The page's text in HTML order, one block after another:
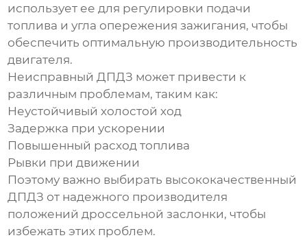
использует ее для регулировки подачи
топлива и угла опережения зажигания, чтобы
обеспечить оптимальную производительность
двигателя.
Неисправный ДПДЗ может привести к
различным проблемам, таким как:
Неустойчивый холостой ход
Задержка при ускорении
Повышенный расход топлива
Рывки при движении
Поэтому важно выбирать высококачественный
ДПДЗ от надежного производителя
положений дроссельной заслонки, чтобы
избежать этих проблем.